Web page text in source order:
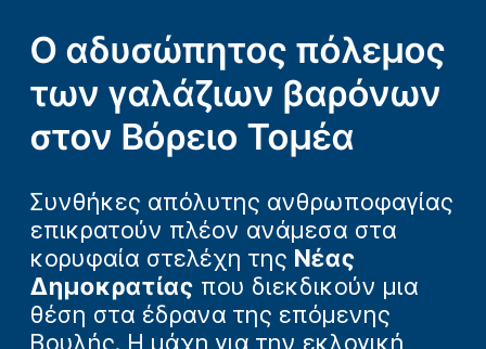
Ο αδυσώπητος πόλεμος
των γαλάζιων βαρόνων
στον Βόρειο Τομέα
Συνθήκες απόλυτης ανθρωποφαγίας
επικρατούν πλέον ανάμεσα στα
κορυφαία στελέχη της Νέας
Δημοκρατίας που διεκδικούν μια
θέση στα έδρανα της επόμενης
Βουλής. Η μάχη για την εκλογική